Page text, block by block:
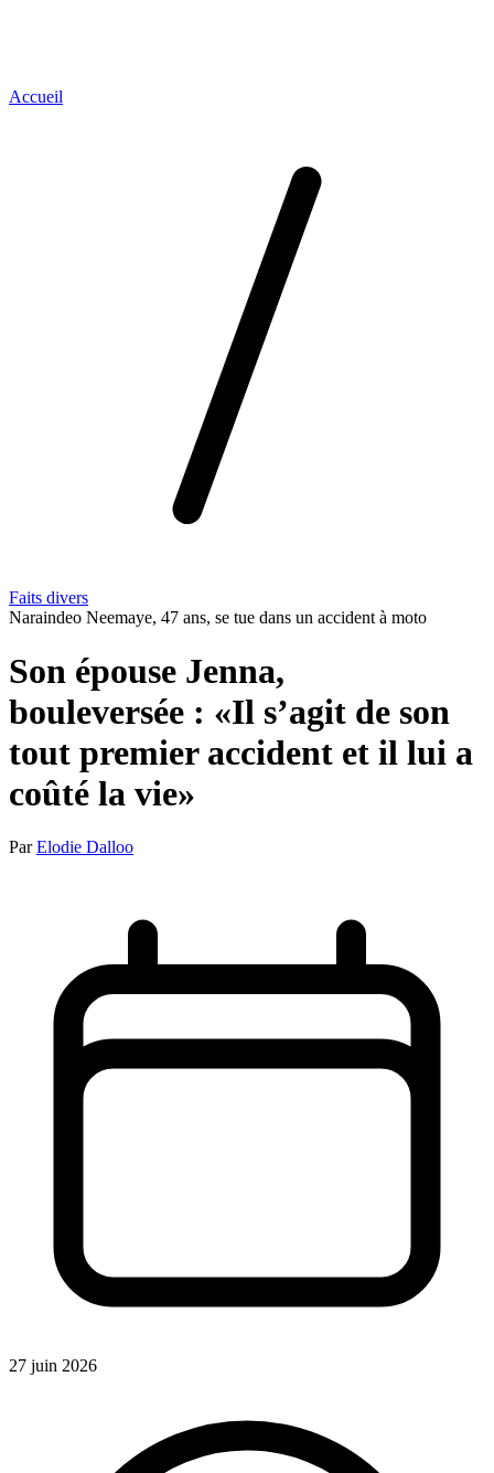
Accueil
Faits divers
Naraindeo Neemaye, 47 ans, se tue dans un accident à moto
Son épouse Jenna,
bouleversée : «Il s’agit de son
tout premier accident et il lui a
coûté la vie»
ParElodie Dalloo
27 juin 2026